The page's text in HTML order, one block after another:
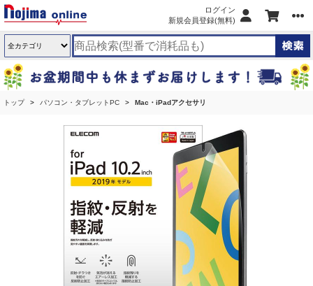
ログイン
新規会員登録(無料)
トップ パソコン・タブレットPC Mac・iPadアクセサリ